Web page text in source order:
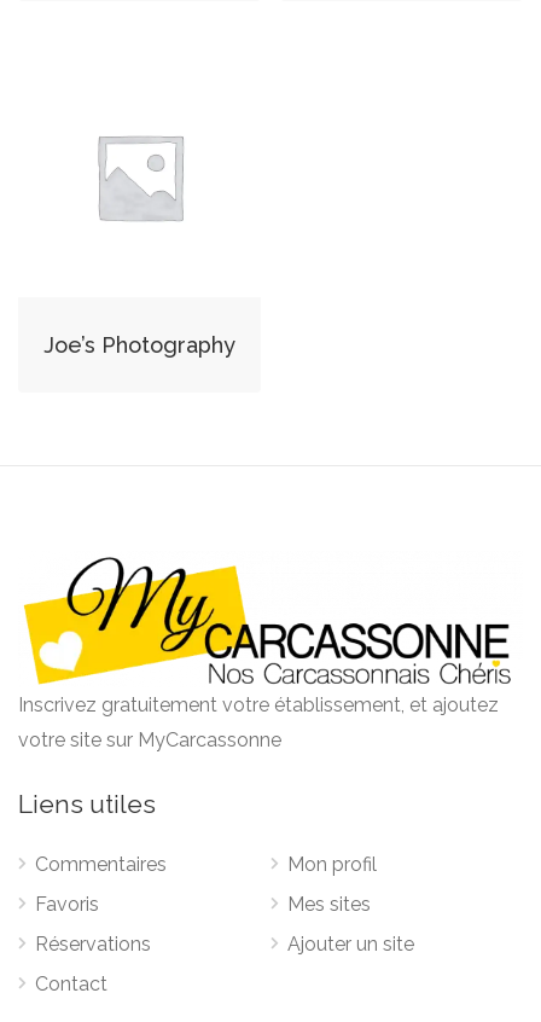
Joe’s Photography
Inscrivez gratuitement votre établissement, et ajoutez
votre site sur MyCarcassonne
Liens utiles
Commentaires
Favoris
Réservations
Contact
Mon profil
Mes sites
Ajouter un site